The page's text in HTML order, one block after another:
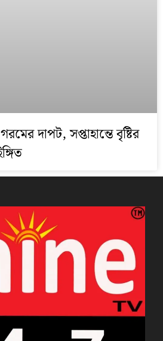
দাপট, সপ্তাহান্তে বৃষ্টির